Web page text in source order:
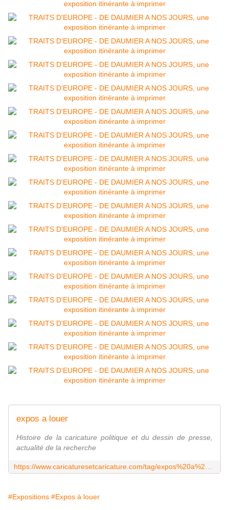
expos a louer
Histoire de la caricature politique et du dessin de presse,
actualité de la recherche
#Expositions #Expos à louer